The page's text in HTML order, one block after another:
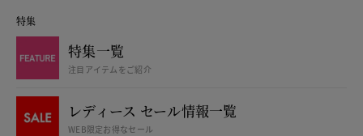
特集
特集一覧
注目アイテムをご紹介
レディース セール情報一覧
WEB限定お得なセール